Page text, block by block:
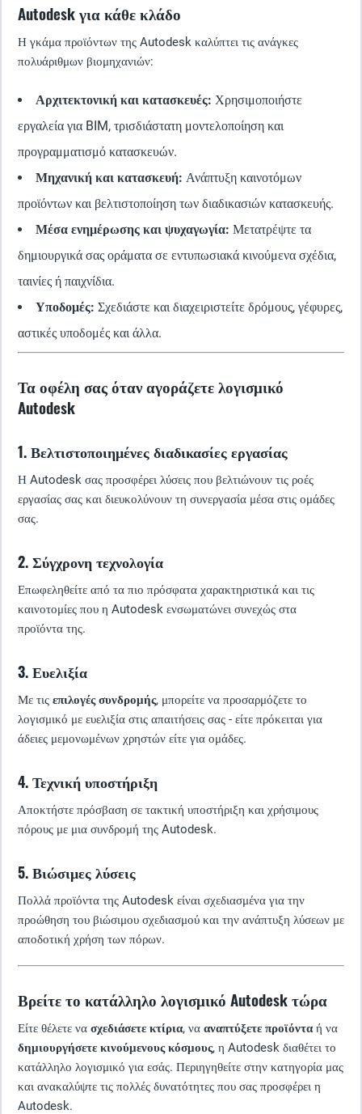
Autodesk για κάθε κλάδο
Η γκάμα προϊόντων της Autodesk καλύπτει τις ανάγκες
πολυάριθμων βιομηχανιών:
Αρχιτεκτονική και κατασκευές: Χρησιμοποιήστε
εργαλεία για BIM, τρισδιάστατη μοντελοποίηση και
προγραμματισμό κατασκευών.
Μηχανική και κατασκευή: Ανάπτυξη καινοτόμων
προϊόντων και βελτιστοποίηση των διαδικασιών κατασκευής.
Μέσα ενημέρωσης και ψυχαγωγία: Μετατρέψτε τα
δημιουργικά σας οράματα σε εντυπωσιακά κινούμενα σχέδια,
ταινίες ή παιχνίδια.
Υποδομές: Σχεδιάστε και διαχειριστείτε δρόμους, γέφυρες,
αστικές υποδομές και άλλα.
Τα οφέλη σας όταν αγοράζετε λογισμικό
Autodesk
1. Βελτιστοποιημένες διαδικασίες εργασίας
Η Autodesk σας προσφέρει λύσεις που βελτιώνουν τις ροές
εργασίας σας και διευκολύνουν τη συνεργασία μέσα στις ομάδες
σας.
2. Σύγχρονη τεχνολογία
Επωφεληθείτε από τα πιο πρόσφατα χαρακτηριστικά και τις
καινοτομίες που η Autodesk ενσωματώνει συνεχώς στα
προϊόντα της.
3. Ευελιξία
Με τις επιλογές συνδρομής, μπορείτε να προσαρμόζετε το
λογισμικό με ευελιξία στις απαιτήσεις σας - είτε πρόκειται για
άδειες μεμονωμένων χρηστών είτε για ομάδες.
4. Τεχνική υποστήριξη
Αποκτήστε πρόσβαση σε τακτική υποστήριξη και χρήσιμους
πόρους με μια συνδρομή της Autodesk.
5. Βιώσιμες λύσεις
Πολλά προϊόντα της Autodesk είναι σχεδιασμένα για την
προώθηση του βιώσιμου σχεδιασμού και την ανάπτυξη λύσεων με
αποδοτική χρήση των πόρων.
Βρείτε το κατάλληλο λογισμικό Autodesk τώρα
Είτε θέλετε να σχεδιάσετε κτίρια, να αναπτύξετε προϊόνταή να
δημιουργήσετε κινούμενους κόσμους, η Autodesk διαθέτει το
κατάλληλο λογισμικό για εσάς. Περιηγηθείτε στην κατηγορία μας
και ανακαλύψτε τις πολλές δυνατότητες που σας προσφέρει η
Autodesk.